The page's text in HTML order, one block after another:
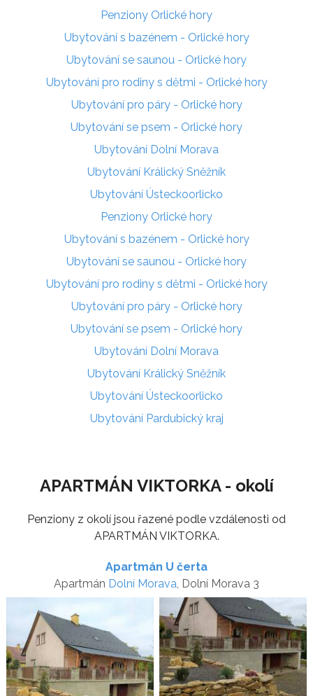
Penziony Orlické hory
Ubytování s bazénem - Orlické hory
Ubytování se saunou - Orlické hory
Ubytování pro rodiny s dětmi - Orlické hory
Ubytování pro páry - Orlické hory
Ubytování se psem - Orlické hory
Ubytování Dolní Morava
Ubytování Králický Sněžník
Ubytování Ústeckoorlicko
Penziony Orlické hory
Ubytování s bazénem - Orlické hory
Ubytování se saunou - Orlické hory
Ubytování pro rodiny s dětmi - Orlické hory
Ubytování pro páry - Orlické hory
Ubytování se psem - Orlické hory
Ubytování Dolní Morava
Ubytování Králický Sněžník
Ubytování Ústeckoorlicko
Ubytování Pardubický kraj
APARTMÁN VIKTORKA - okolí
Penziony z okolí jsou řazené podle vzdálenosti od
APARTMÁN VIKTORKA.
Apartmán U čerta
Apartmán Dolní Morava , Dolní Morava 3